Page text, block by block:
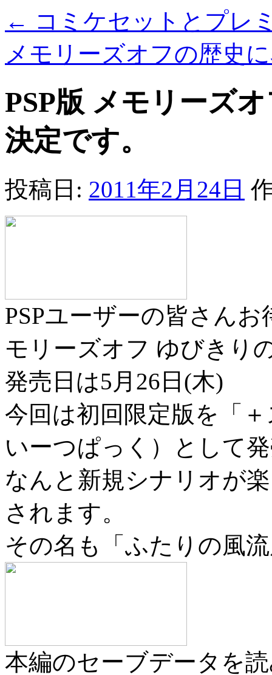
← コミケセットとプレ
メモリーズオフの歴史
PSP版 メモリーズ
決定です。
投稿日: 2011年2月24日
PSPユーザーの皆さん
モリーズオフ ゆびきり
発売日は5月26日(木)
今回は初回限定版を「
いーつぱっく）として
なんと新規シナリオが
されます。
その名も「ふたりの風
本編のセーブデータを